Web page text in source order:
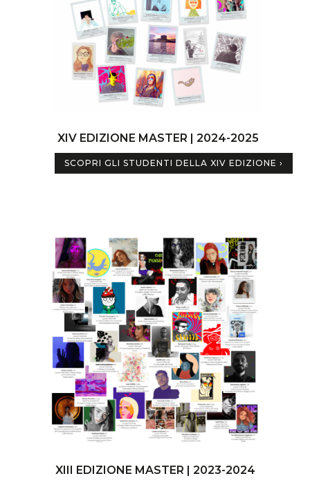
XIV EDIZIONE MASTER | 2024-2025
SCOPRI GLI STUDENTI DELLA XIV EDIZIONE ›
XIII EDIZIONE MASTER | 2023-2024